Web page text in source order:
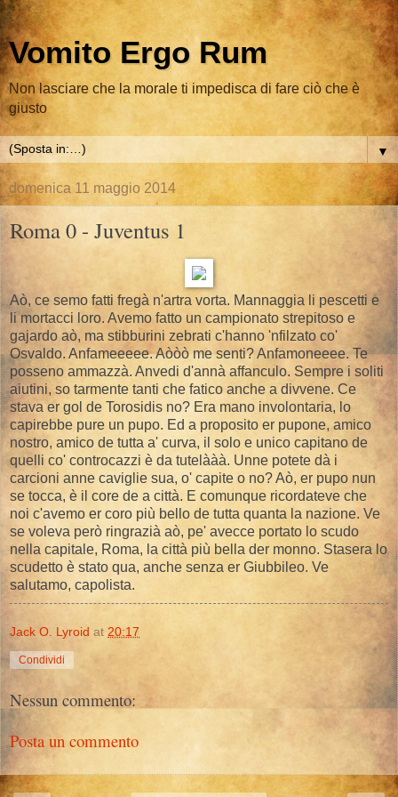
Vomito Ergo Rum
Non lasciare che la morale ti impedisca di fare ciò che è
giusto
▼
domenica 11 maggio 2014
Roma 0 - Juventus 1
Aò, ce semo fatti fregà n'artra vorta. Mannaggia li pescetti e
li mortacci loro. Avemo fatto un campionato strepitoso e
gajardo aò, ma stibburini zebrati c'hanno 'nfilzato co'
Osvaldo. Anfameeeee. Aòòò me senti? Anfamoneeee. Te
posseno ammazzà. Anvedi d'annà affanculo. Sempre i soliti
aiutini, so tarmente tanti che fatico anche a divvene. Ce
stava er gol de Torosidis no? Era mano involontaria, lo
capirebbe pure un pupo. Ed a proposito er pupone, amico
nostro, amico de tutta a' curva, il solo e unico capitano de
quelli co' controcazzi è da tutelààà. Unne potete dà i
carcioni anne caviglie sua, o' capite o no? Aò, er pupo nun
se tocca, è il core de a città. E comunque ricordateve che
noi c'avemo er coro più bello de tutta quanta la nazione. Ve
se voleva però ringrazià aò, pe' avecce portato lo scudo
nella capitale, Roma, la città più bella der monno. Stasera lo
scudetto è stato qua, anche senza er Giubbileo. Ve
salutamo, capolista.
Jack O. Lyroid at 20:17
Condividi
Nessun commento:
Posta un commento